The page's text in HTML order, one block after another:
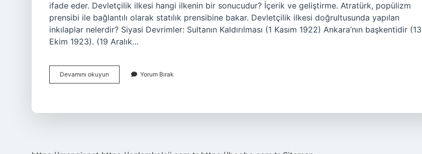
ifade eder. Devletçilik ilkesi hangi ilkenin bir sonucudur? İçerik ve geliştirme. Atratürk, popülizm
prensibi ile bağlantılı olarak statılık prensibine bakar. Devletçilik ilkesi doğrultusunda yapılan
inkılaplar nelerdir? Siyasi Devrimler: Sultanın Kaldırılması (1 Kasım 1922) Ankara’nın başkentidir (13
Ekim 1923). (19 Aralık…
Devamını okuyun Devletçilik
Ilkesi
Yorum Bırak